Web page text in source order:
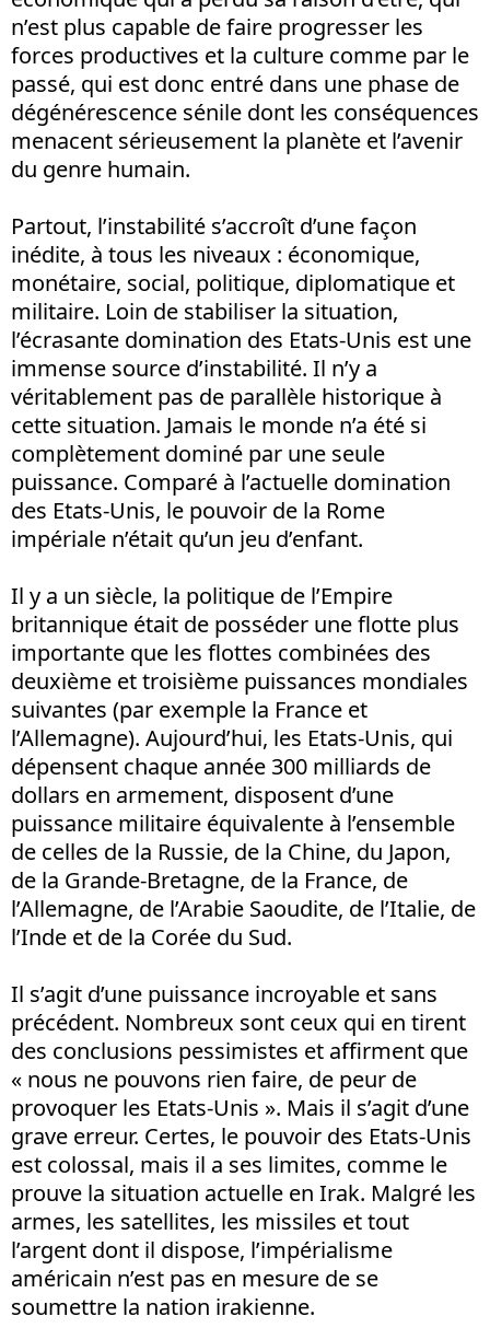
n’est plus capable de faire progresser les
forces productives et la culture comme par le
passé, qui est donc entré dans une phase de
dégénérescence sénile dont les conséquences
menacent sérieusement la planète et l’avenir
du genre humain.
Partout, l’instabilité s’accroît d’une façon
inédite, à tous les niveaux : économique,
monétaire, social, politique, diplomatique et
militaire. Loin de stabiliser la situation,
l’écrasante domination des Etats-Unis est une
immense source d’instabilité. Il n’y a
véritablement pas de parallèle historique à
cette situation. Jamais le monde n’a été si
complètement dominé par une seule
puissance. Comparé à l’actuelle domination
des Etats-Unis, le pouvoir de la Rome
impériale n’était qu’un jeu d’enfant.
Il y a un siècle, la politique de l’Empire
britannique était de posséder une flotte plus
importante que les flottes combinées des
deuxième et troisième puissances mondiales
suivantes (par exemple la France et
l’Allemagne). Aujourd’hui, les Etats-Unis, qui
dépensent chaque année 300 milliards de
dollars en armement, disposent d’une
puissance militaire équivalente à l’ensemble
de celles de la Russie, de la Chine, du Japon,
de la Grande-Bretagne, de la France, de
l’Allemagne, de l’Arabie Saoudite, de l’Italie, de
l’Inde et de la Corée du Sud.
Il s’agit d’une puissance incroyable et sans
précédent. Nombreux sont ceux qui en tirent
des conclusions pessimistes et affirment que
« nous ne pouvons rien faire, de peur de
provoquer les Etats-Unis ». Mais il s’agit d’une
grave erreur. Certes, le pouvoir des Etats-Unis
est colossal, mais il a ses limites, comme le
prouve la situation actuelle en Irak. Malgré les
armes, les satellites, les missiles et tout
l’argent dont il dispose, l’impérialisme
américain n’est pas en mesure de se
soumettre la nation irakienne.